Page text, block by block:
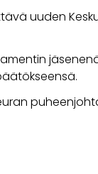
uuden